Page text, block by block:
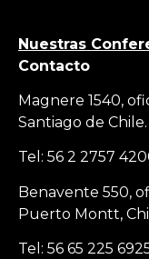
Nuestras
Contacto
Magnere 1540,
Santiago de Chile.
Tel: 56 2 2757
Benavente 550,
Puerto Montt,
Tel: 56 65 225